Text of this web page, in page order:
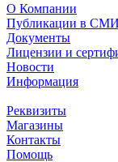
О Компании
Публикации в СМИ
Документы
Лицензии и
Новости
Информация
Реквизиты
Магазины
Контакты
Помощь